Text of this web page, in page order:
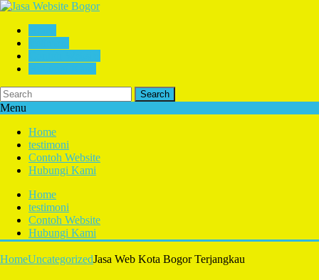
Search
Menu
Home
testimoni
Contoh Website
Hubungi Kami
Home
testimoni
Contoh Website
Hubungi Kami
HomeUncategorizedJasa Web Kota Bogor Terjangkau